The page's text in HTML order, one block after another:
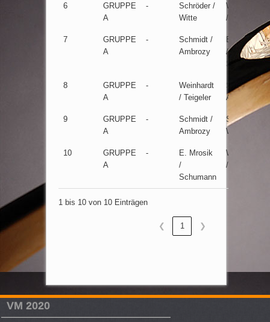
6
GRUPPE
A
-
Schröder /
Witte
Weinhardt
/ Teigeler
7
GRUPPE
A
-
Schmidt /
Ambrozy
E. Mrosik
/
Schumann
8
GRUPPE
A
-
Weinhardt
/ Teigeler
Schmidt /
Ambrozy
9
GRUPPE
A
-
Schmidt /
Ambrozy
Schröder /
Witte
10
GRUPPE
A
-
E. Mrosik
/
Schumann
Weinhardt
/ Teigler
1 bis 10 von 10 Einträgen
❮ 1 ❯
VM 2020